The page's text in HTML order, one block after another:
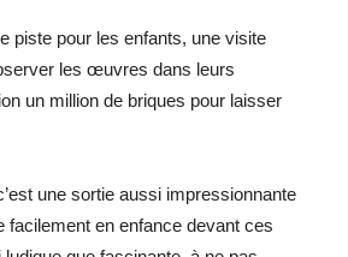
piste pour les enfants, une visite
les œuvres dans leurs
un million de briques pour laisser
une sortie aussi impressionnante
facilement en enfance devant ces